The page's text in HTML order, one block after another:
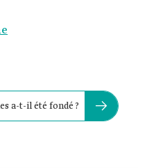
a-t-il été fondé ?